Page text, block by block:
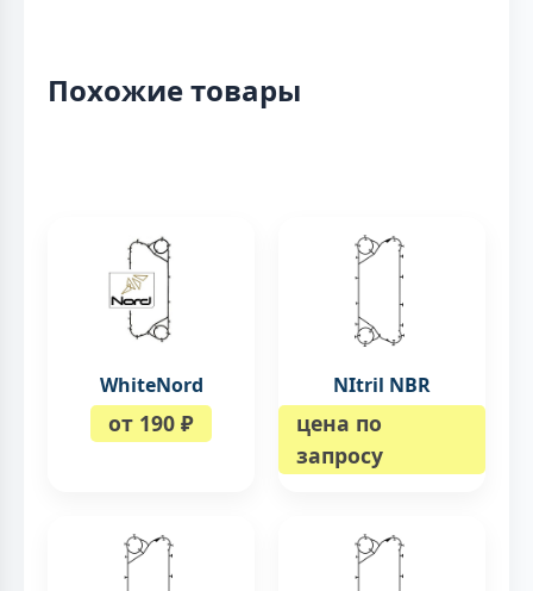
Похожие товары
WhiteNord
от 190 ₽
NItril NBR
цена по
запросу